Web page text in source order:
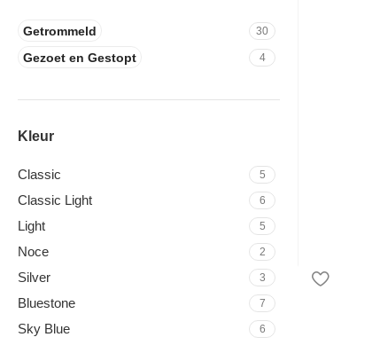
Getrommeld 30
Gezoet en Gestopt 4
Kleur
Classic 5
Classic Light 6
Light 5
Noce 2
Silver 3
Bluestone 7
Sky Blue 6